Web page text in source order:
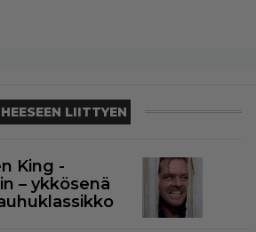
LIITTYEN
King -
– ykkösenä